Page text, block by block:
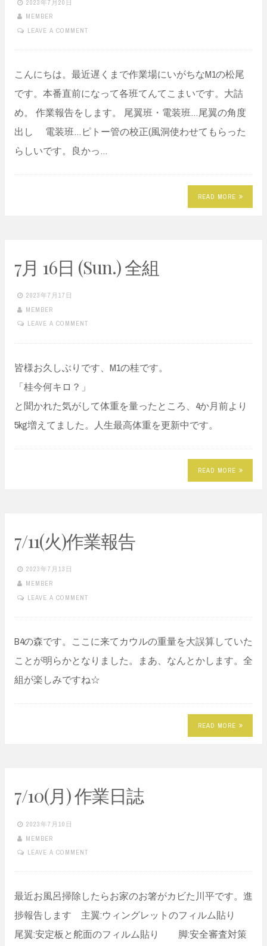
2023年7月20日
MEMBER
LEAVE A COMMENT
こんにちは。最近遅くまで作業場にいがちなM1の松尾
です。本番直前になって各班てんてこまいです。大詰
め。 作業報告をします。 尾翼班・電装班…尾翼の角度
出し 電装班…ピトー管の校正(風洞使わせてもらった
らしいです。良かっ…
READ MORE
7月 16日 (Sun.) 全組
2023年7月17日
MEMBER
LEAVE A COMMENT
皆様お久しぶりです、M1の桂です。
「桂今何キロ？」
と聞かれた気がして体重を量ったところ、4か月前より
5kg増えてました。人生最高体重を更新中です。
READ MORE
7/11(火)作業報告
2023年7月13日
MEMBER
LEAVE A COMMENT
B4の森です。ここに来てカウルの重量を大誤算していた
ことが明らかとなりました。まあ、なんとかします。全
組が楽しみですね☆
READ MORE
7/10(月) 作業日誌
2023年7月10日
MEMBER
LEAVE A COMMENT
最近お風呂掃除したらお家のお箸がカビた川平です。進
捗報告します 主翼:ウィングレットのフィルム貼り
尾翼:安定板と舵面のフィルム貼り 脚:安全審査対策